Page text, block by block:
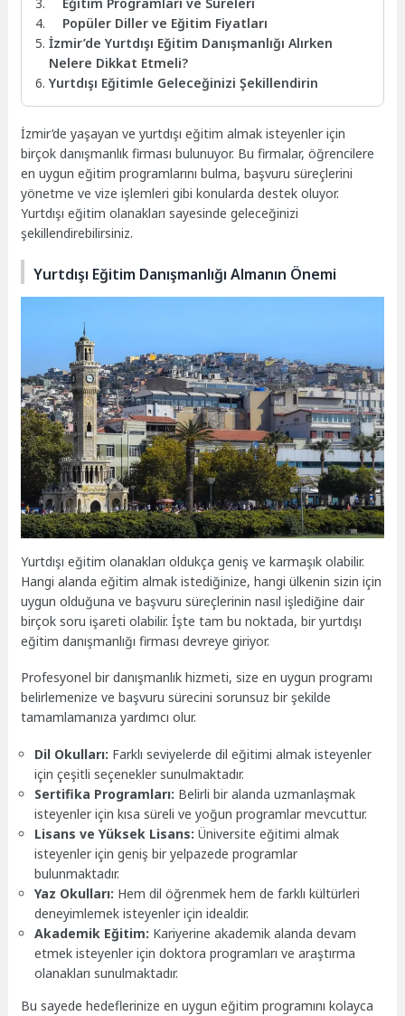
Popüler Diller ve Eğitim Fiyatları
İzmir’de Yurtdışı Eğitim Danışmanlığı Alırken
Nelere Dikkat Etmeli?
Yurtdışı Eğitimle Geleceğinizi Şekillendirin
İzmir’de yaşayan ve yurtdışı eğitim almak isteyenler için
birçok danışmanlık firması bulunuyor. Bu firmalar, öğrencilere
en uygun eğitim programlarını bulma, başvuru süreçlerini
yönetme ve vize işlemleri gibi konularda destek oluyor.
Yurtdışı eğitim olanakları sayesinde geleceğinizi
şekillendirebilirsiniz.
Yurtdışı Eğitim Danışmanlığı Almanın Önemi
Yurtdışı eğitim olanakları oldukça geniş ve karmaşık olabilir.
Hangi alanda eğitim almak istediğinize, hangi ülkenin sizin için
uygun olduğuna ve başvuru süreçlerinin nasıl işlediğine dair
birçok soru işareti olabilir. İşte tam bu noktada, bir yurtdışı
eğitim danışmanlığı firması devreye giriyor.
Profesyonel bir danışmanlık hizmeti, size en uygun programı
belirlemenize ve başvuru sürecini sorunsuz bir şekilde
tamamlamanıza yardımcı olur.
Dil Okulları: Farklı seviyelerde dil eğitimi almak isteyenler
için çeşitli seçenekler sunulmaktadır.
Sertifika Programları: Belirli bir alanda uzmanlaşmak
isteyenler için kısa süreli ve yoğun programlar mevcuttur.
Lisans ve Yüksek Lisans: Üniversite eğitimi almak
isteyenler için geniş bir yelpazede programlar
bulunmaktadır.
Yaz Okulları: Hem dil öğrenmek hem de farklı kültürleri
deneyimlemek isteyenler için idealdir.
Akademik Eğitim: Kariyerine akademik alanda devam
etmek isteyenler için doktora programları ve araştırma
olanakları sunulmaktadır.
Bu sayede hedeflerinize en uygun eğitim programını kolayca